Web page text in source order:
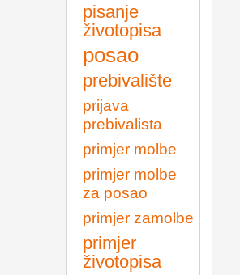
pisanje
životopisa
posao
prebivalište
prijava
prebivalista
primjer molbe
primjer molbe
za posao
primjer zamolbe
primjer
životopisa